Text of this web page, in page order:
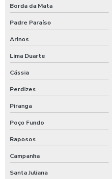
Borda da Mata
Padre Paraíso
Arinos
Lima Duarte
Cássia
Perdizes
Piranga
Poço Fundo
Raposos
Campanha
Santa Juliana